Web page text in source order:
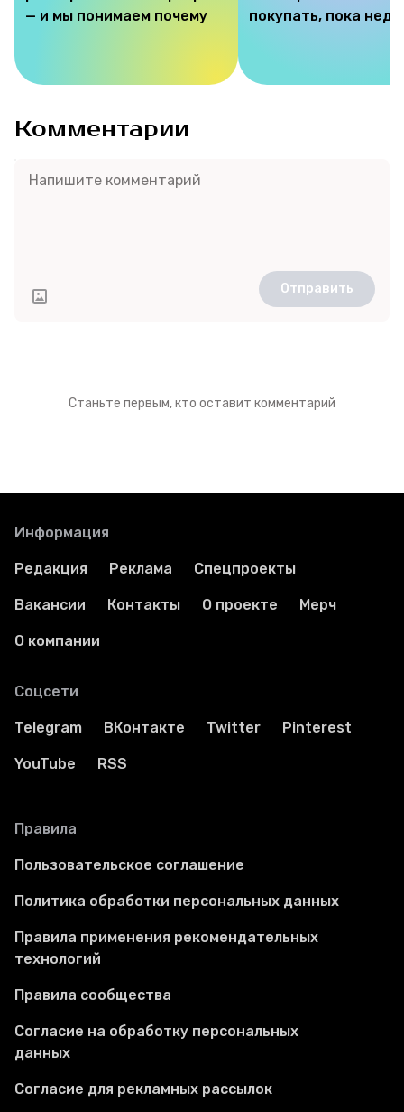
— и мы понимаем почему
покупать, пока
Комментарии
Отправить
Станьте первым, кто оставит комментарий
Информация
Редакция Реклама Спецпроекты
Вакансии Контакты О проекте Мерч
О компании
Соцсети
Telegram ВКонтакте Twitter Pinterest
YouTube RSS
Правила
Пользовательское соглашение
Политика обработки персональных данных
Правила применения рекомендательных
технологий
Правила сообщества
Согласие на обработку персональных
данных
Согласие для рекламных рассылок